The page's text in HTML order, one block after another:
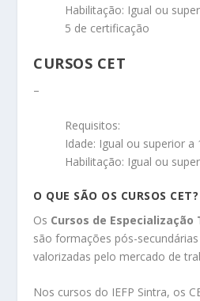
Habilitação: Igual ou
5 de certificação
CURSOS CET
–
Requisitos:
Idade: Igual ou superior a
Habilitação: Igual ou
O QUE SÃO OS CURSOS CET?
Os Cursos de Especialização
são formações pós-
valorizadas pelo mercado de
Nos cursos do IEFP Sintra, os